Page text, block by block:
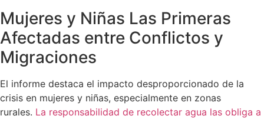
Mujeres y Niñas Las Primeras
Afectadas entre Conflictos y
Migraciones
El informe destaca el impacto desproporcionado de la
crisis en mujeres y niñas, especialmente en zonas
rurales. La responsabilidad de recolectar agua las obliga a